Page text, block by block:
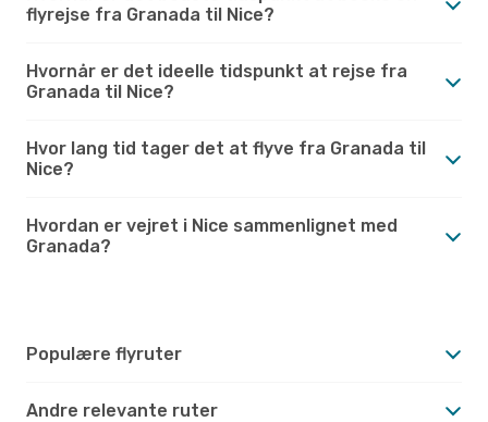
flyrejse fra Granada til Nice?
Hvornår er det ideelle tidspunkt at rejse fra
Granada til Nice?
Hvor lang tid tager det at flyve fra Granada til
Nice?
Hvordan er vejret i Nice sammenlignet med
Granada?
Populære flyruter
Andre relevante ruter